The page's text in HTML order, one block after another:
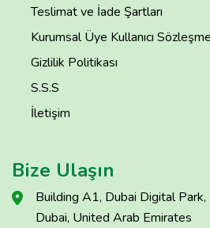
Teslimat ve İade Şartları
Kurumsal Üye Kullanıcı
Gizlilik Politikası
S.S.S
İletişim
Bize Ulaşın
Building A1, Dubai Digital Park,
Dubai, United Arab Emirates